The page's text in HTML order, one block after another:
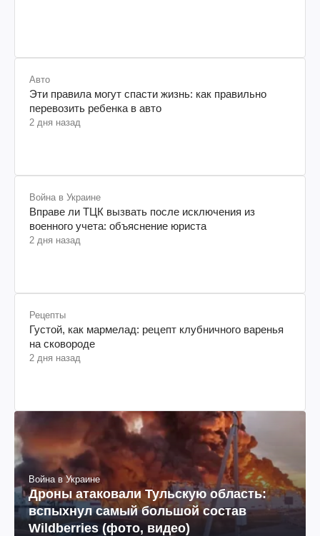
Авто
Эти правила могут спасти жизнь: как правильно
перевозить ребенка в авто
2 дня назад
Война в Украине
Вправе ли ТЦК вызвать после исключения из
военного учета: объяснение юриста
2 дня назад
Рецепты
Густой, как мармелад: рецепт клубничного варенья
на сковороде
2 дня назад
Война в Украине
Дроны атаковали Тульскую область:
вспыхнул самый большой состав
Wildberries (фото, видео)